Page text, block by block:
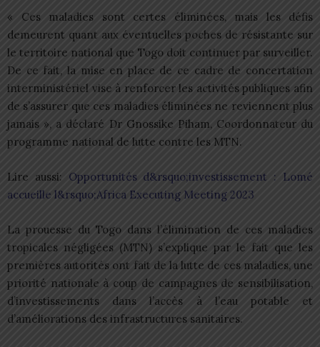
« Ces maladies sont certes éliminées, mais les défis
demeurent quant aux éventuelles poches de résistante sur
le territoire national que Togo doit continuer par surveiller.
De ce fait, la mise en place de ce cadre de concertation
interministériel vise à renforcer les activités publiques afin
de s’assurer que ces maladies éliminées ne reviennent plus
jamais », a déclaré Dr Gnossike Piham, Coordonnateur du
programme national de lutte contre les MTN.
Lire aussi: Opportunités d&rsquo;investissement : Lomé
accueille l&rsquo;Africa Executing Meeting 2023
La prouesse du Togo dans l’élimination de ces maladies
tropicales négligées (MTN) s’explique par le fait que les
premières autorités ont fait de la lutte de ces maladies, une
priorité nationale à coup de campagnes de sensibilisation,
d’investissements dans l’accès à l’eau potable et
d’améliorations des infrastructures sanitaires.